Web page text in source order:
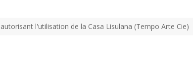
l'utilisation de la Casa Lisulana (Tempo Arte Cie)